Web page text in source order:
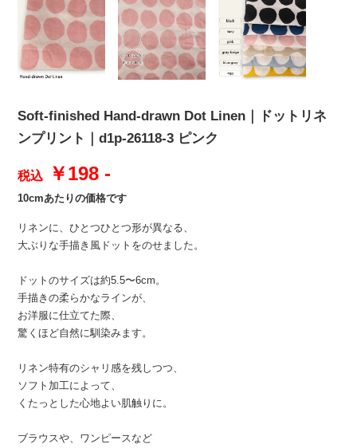
Soft-finished Hand-drawn Dot Linen｜ドットリネ
ンプリント｜d1p-26118-3 ピンク
税込 ￥198 -
10cmあたりの価格です
リネンに、ひとつひとつ形が異なる、
大ぶりな手描き風ドットをのせました。
ドットのサイズは約5.5〜6cm。
手描きの柔らかなラインが、
お洋服に仕立てた際、
驚くほど自然に馴染みます。
リネン特有のシャリ感を残しつつ、
ソフト加工によって、
くたっとした心地よい肌触りに。
ブラウスや、ワンピースなど